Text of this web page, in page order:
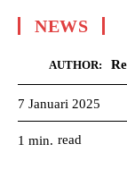
NEWS
AUTHOR:
7 Januari 2025
1 min. read